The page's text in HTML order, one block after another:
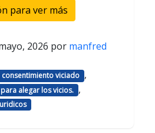
para ver más
2026 por manfred
viciado ,
alegar los vicios. ,